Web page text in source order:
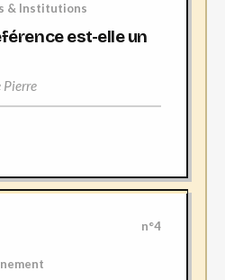
& Institutions
est-elle un
Pierre
n°4